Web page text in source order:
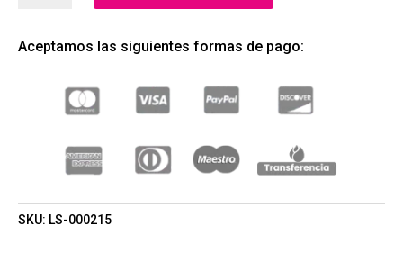
OIL
(UNISEX)
CANTIDAD
Aceptamos las siguientes formas de pago:
SKU: LS-000215